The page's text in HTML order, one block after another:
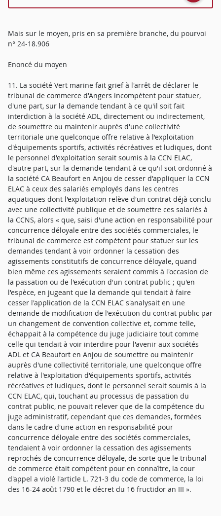
Mais sur le moyen, pris en sa première branche, du pourvoi
n° 24-18.906
Enoncé du moyen
11. La société Vert marine fait grief à l'arrêt de déclarer le
tribunal de commerce d'Angers incompétent pour statuer,
d'une part, sur la demande tendant à ce qu'il soit fait
interdiction à la société ADL, directement ou indirectement,
de soumettre ou maintenir auprès d'une collectivité
territoriale une quelconque offre relative à l'exploitation
d'équipements sportifs, activités récréatives et ludiques, dont
le personnel d'exploitation serait soumis à la CCN ELAC,
d'autre part, sur la demande tendant à ce qu'il soit ordonné à
la société CA Beaufort en Anjou de cesser d'appliquer la CCN
ELAC à ceux des salariés employés dans les centres
aquatiques dont l'exploitation relève d'un contrat déjà conclu
avec une collectivité publique et de soumettre ces salariés à
la CCNS, alors « que, saisi d'une action en responsabilité pour
concurrence déloyale entre des sociétés commerciales, le
tribunal de commerce est compétent pour statuer sur les
demandes tendant à voir ordonner la cessation des
agissements constitutifs de concurrence déloyale, quand
bien même ces agissements seraient commis à l'occasion de
la passation ou de l'exécution d'un contrat public ; qu'en
l'espèce, en jugeant que la demande qui tendait à faire
cesser l'application de la CCN ELAC s'analysait en une
demande de modification de l'exécution du contrat public par
un changement de convention collective et, comme telle,
échappait à la compétence du juge judiciaire tout comme
celle qui tendait à voir interdire pour l'avenir aux sociétés
ADL et CA Beaufort en Anjou de soumettre ou maintenir
auprès d'une collectivité territoriale, une quelconque offre
relative à l'exploitation d'équipements sportifs, activités
récréatives et ludiques, dont le personnel serait soumis à la
CCN ELAC, qui, touchant au processus de passation du
contrat public, ne pouvait relever que de la compétence du
juge administratif, cependant que ces demandes, formées
dans le cadre d'une action en responsabilité pour
concurrence déloyale entre des sociétés commerciales,
tendaient à voir ordonner la cessation des agissements
reprochés de concurrence déloyale, de sorte que le tribunal
de commerce était compétent pour en connaître, la cour
d'appel a violé l'article L. 721-3 du code de commerce, la loi
des 16-24 août 1790 et le décret du 16 fructidor an III ».